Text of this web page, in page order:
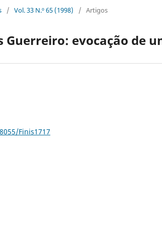
/ Vol. 33 N.º 65 (1998) / Artigos
Guerreiro: evocação de
Finis1717